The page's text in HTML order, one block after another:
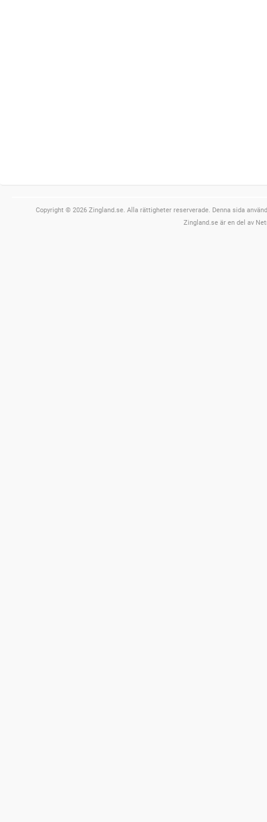
Copyright © 2026 Zingland.se. Alla rättigheter reserverade. Denna sida
Zingland.se är en del av